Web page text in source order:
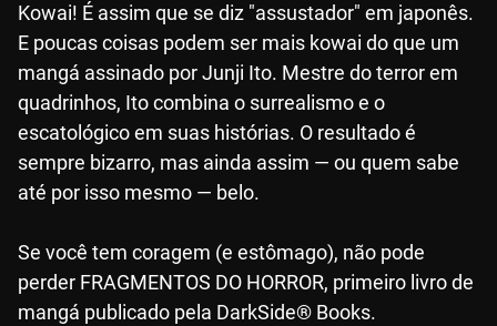
Kowai! É assim que se diz "assustador" em japonês.
E poucas coisas podem ser mais kowai do que um
mangá assinado por Junji Ito. Mestre do terror em
quadrinhos, Ito combina o surrealismo e o
escatológico em suas histórias. O resultado é
sempre bizarro, mas ainda assim — ou quem sabe
até por isso mesmo — belo.
Se você tem coragem (e estômago), não pode
perder FRAGMENTOS DO HORROR, primeiro livro de
mangá publicado pela DarkSide® Books.